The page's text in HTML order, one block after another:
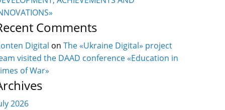
Comments
Digital onThe «Ukraine Digital» project
visited the DAAD conference «Education in
of War»
2026